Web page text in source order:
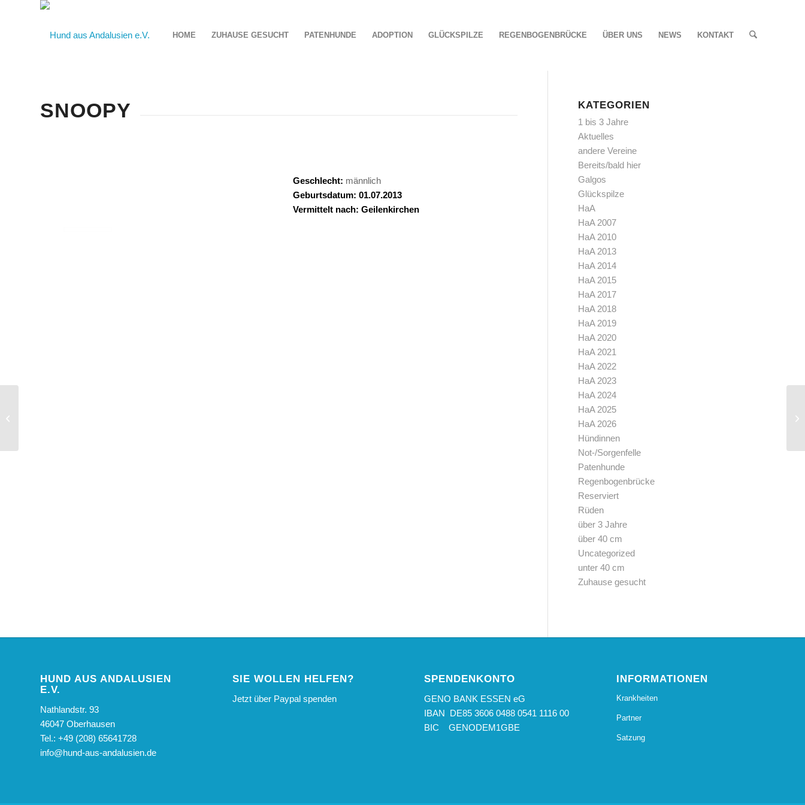
HOME ZUHAUSE GESUCHT PATENHUNDE ADOPTION GLÜCKSPILZE REGENBOGENBRÜCKE ÜBER UNS NEWS KONTAKT
SNOOPY
Geschlecht: männlich
Geburtsdatum: 01.07.2013
Vermittelt nach: Geilenkirchen
KATEGORIEN
1 bis 3 Jahre
Aktuelles
andere Vereine
Bereits/bald hier
Galgos
Glückspilze
HaA
HaA 2007
HaA 2010
HaA 2013
HaA 2014
HaA 2015
HaA 2017
HaA 2018
HaA 2019
HaA 2020
HaA 2021
HaA 2022
HaA 2023
HaA 2024
HaA 2025
HaA 2026
Hündinnen
Not-/Sorgenfelle
Patenhunde
Regenbogenbrücke
Reserviert
Rüden
über 3 Jahre
über 40 cm
Uncategorized
unter 40 cm
Zuhause gesucht
HUND AUS ANDALUSIEN
E.V.
Nathlandstr. 93
46047 Oberhausen
Tel.: +49 (208) 65641728
info@hund-aus-andalusien.de
SIE WOLLEN HELFEN?
Jetzt über Paypal spenden
SPENDENKONTO
GENO BANK ESSEN eG
IBAN DE85 3606 0488 0541 1116 00
BIC GENODEM1GBE
INFORMATIONEN
Krankheiten
Partner
Satzung